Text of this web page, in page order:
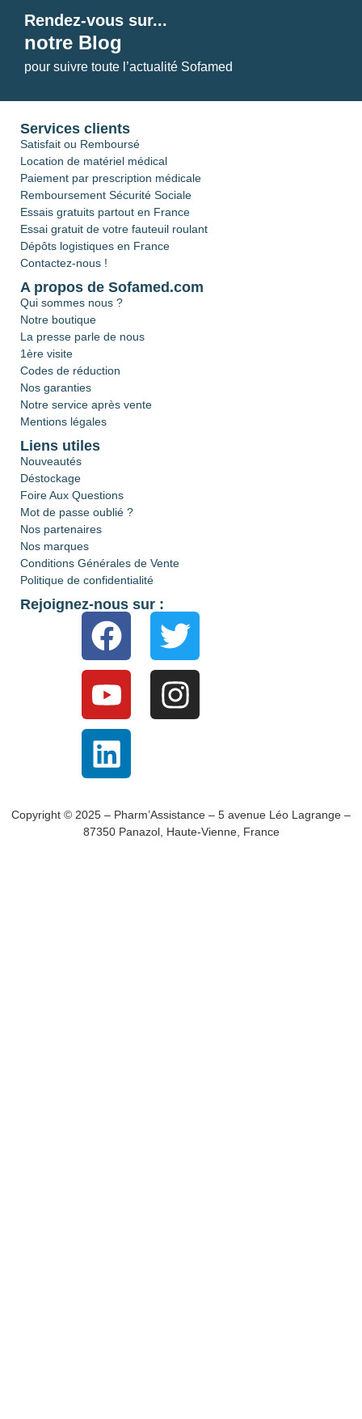
Rendez-vous sur...
notre Blog
pour suivre toute l’actualité Sofamed
Services clients
Satisfait ou Remboursé
Location de matériel médical
Paiement par prescription médicale
Remboursement Sécurité Sociale
Essais gratuits partout en France
Essai gratuit de votre fauteuil roulant
Dépôts logistiques en France
Contactez-nous !
A propos de Sofamed.com
Qui sommes nous ?
Notre boutique
La presse parle de nous
1ère visite
Codes de réduction
Nos garanties
Notre service après vente
Mentions légales
Liens utiles
Nouveautés
Déstockage
Foire Aux Questions
Mot de passe oublié ?
Nos partenaires
Nos marques
Conditions Générales de Vente
Politique de confidentialité
Rejoignez-nous sur :
Copyright © 2025 – Pharm’Assistance – 5 avenue Léo Lagrange –
87350 Panazol, Haute-Vienne, France